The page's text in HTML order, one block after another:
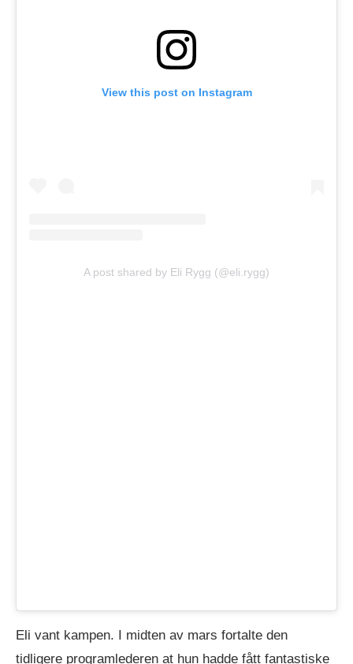
View this post on Instagram
A post shared by Eli Rygg (@eli.rygg)
Eli vant kampen. I midten av mars fortalte den
tidligere programlederen at hun hadde fått fantastiske